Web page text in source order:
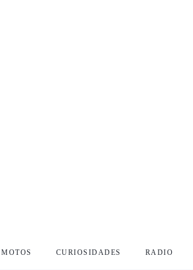
MOTOS CURIOSIDADES RADIO